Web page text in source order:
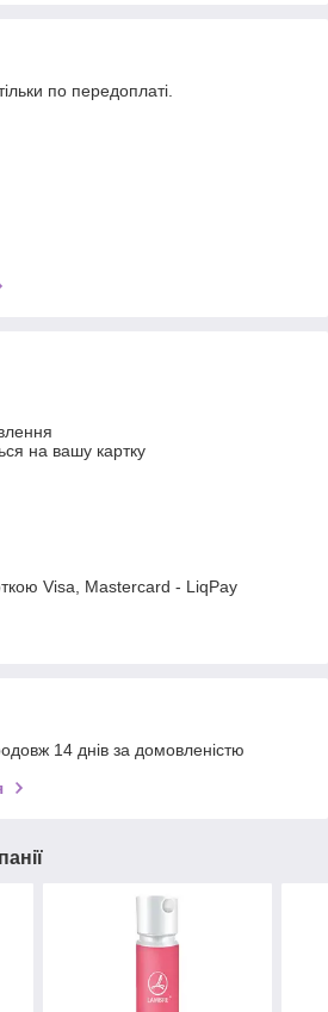
по передоплаті.
на вашу картку
Visa, Mastercard - LiqPay
14 днів за домовленістю